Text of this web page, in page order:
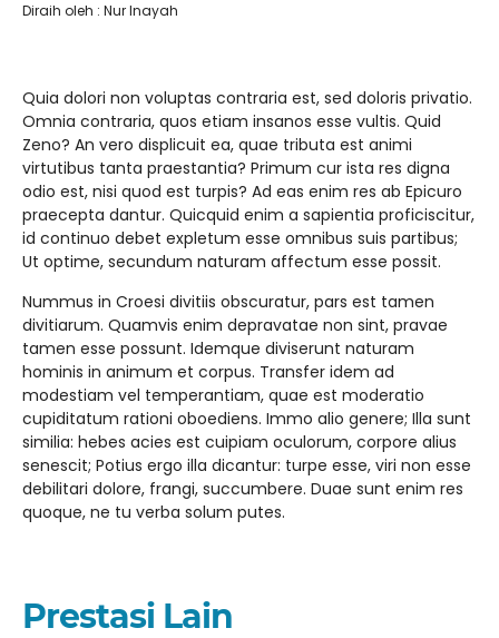
Diraih oleh : Nur Inayah
Quia dolori non voluptas contraria est, sed doloris privatio.
Omnia contraria, quos etiam insanos esse vultis. Quid
Zeno? An vero displicuit ea, quae tributa est animi
virtutibus tanta praestantia? Primum cur ista res digna
odio est, nisi quod est turpis? Ad eas enim res ab Epicuro
praecepta dantur. Quicquid enim a sapientia proficiscitur,
id continuo debet expletum esse omnibus suis partibus;
Ut optime, secundum naturam affectum esse possit.
Nummus in Croesi divitiis obscuratur, pars est tamen
divitiarum. Quamvis enim depravatae non sint, pravae
tamen esse possunt. Idemque diviserunt naturam
hominis in animum et corpus. Transfer idem ad
modestiam vel temperantiam, quae est moderatio
cupiditatum rationi oboediens. Immo alio genere; Illa sunt
similia: hebes acies est cuipiam oculorum, corpore alius
senescit; Potius ergo illa dicantur: turpe esse, viri non esse
debilitari dolore, frangi, succumbere. Duae sunt enim res
quoque, ne tu verba solum putes.
Prestasi Lain